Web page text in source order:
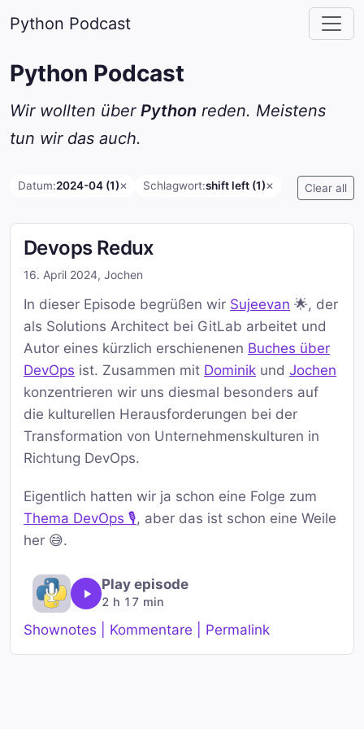
Python Podcast
Python Podcast
Wir wollten über Python reden. Meistens
tun wir das auch.
Datum:2024-04 (1)✕ Schlagwort:shift left (1)✕ Clear all
Devops Redux
16. April 2024, Jochen
In dieser Episode begrüßen wir Sujeevan 🌟, der
als Solutions Architect bei GitLab arbeitet und
Autor eines kürzlich erschienenen Buches über
DevOps ist. Zusammen mit Dominik und Jochen
konzentrieren wir uns diesmal besonders auf
die kulturellen Herausforderungen bei der
Transformation von Unternehmenskulturen in
Richtung DevOps.
Eigentlich hatten wir ja schon eine Folge zum
Thema DevOps 🎙️, aber das ist schon eine Weile
her 😅.
Play episode
2 h 17 min
Shownotes | Kommentare | Permalink